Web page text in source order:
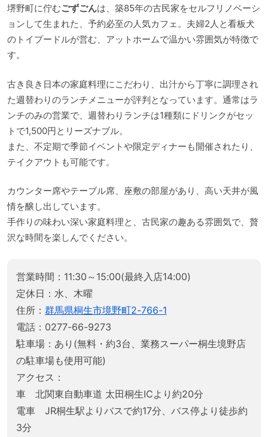
堺野町に佇むごずごんは、築85年の古民家をセルフリノベーシ
ョンして生まれた、予約必至の人気カフェ。夫婦2人と看板犬
のトイプードルが営む、アットホームで温かい雰囲気が特徴で
す。
古き良き日本の家庭料理にこだわり、出汁から丁寧に調理され
た週替わりのランチメニューが評判となっています。通常はラ
ンチのみの営業で、週替わりランチは1種類にドリンクがセッ
トで1,500円とリーズナブル。
また、不定期で季節イベントや限定ディナーも開催されたり、
テイクアウトも可能です。
カウンター席やテーブル席、座敷の部屋があり、高い天井が風
情を醸し出しています。
手作りの味わい深い家庭料理と、古民家の趣ある雰囲気で、贅
沢な時間を楽しんでください。
営業時間：11:30～15:00(最終入店14:00)
定休日：水、木曜
住所： 群馬県桐生市境野町2-766-1
電話：0277-66-9273
駐車場：あり(無料・約3台、業務スーパー桐生境野店
の駐車場も使用可能)
アクセス：
車 北関東自動車道 太田桐生ICより約20分
電車 JR桐生駅よりバスで約17分、バス停より徒歩約
3分